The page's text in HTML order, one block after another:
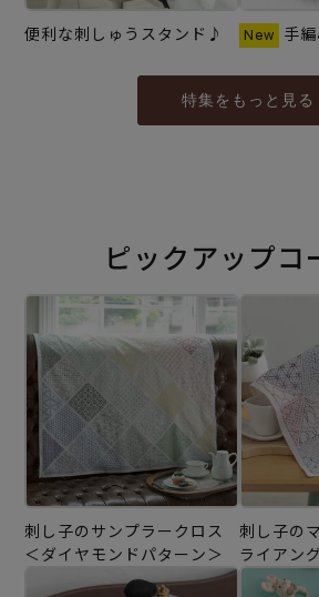
便利な刺しゅうスタンド♪ 手
特集をもっと見る
ピックアップコ
刺し子のサンプラークロス
＜ダイヤモンドパターン＞
刺し子の
ライアン